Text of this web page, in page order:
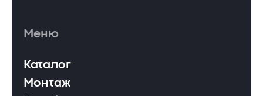
Меню
Каталог
Монтаж